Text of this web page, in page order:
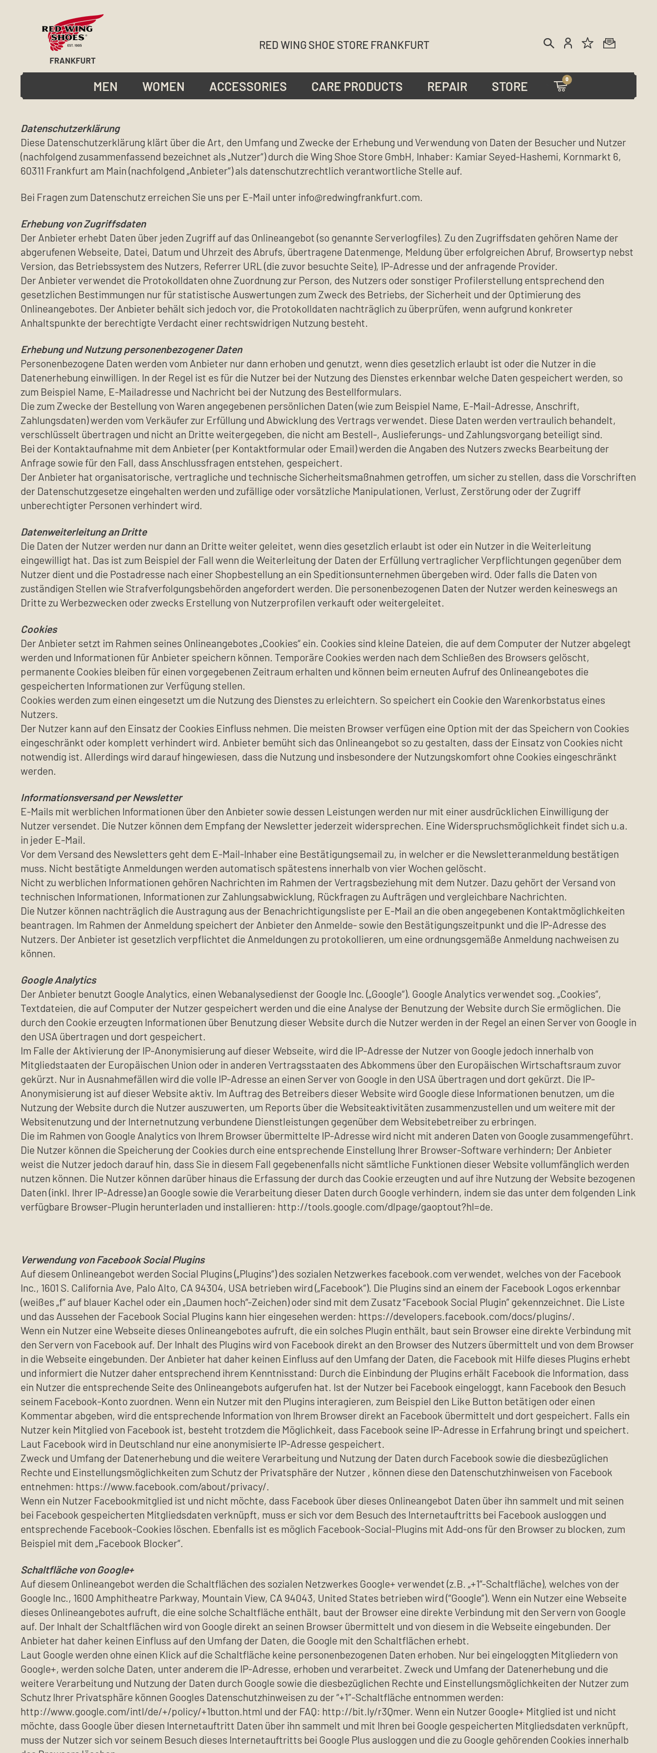
RED WING SHOE STORE FRANKFURT
MEN WOMEN ACCESSORIES CARE PRODUCTS REPAIR STORE 0
Datenschutzerklärung
Diese Datenschutzerklärung klärt über die Art, den Umfang und Zwecke der Erhebung und Verwendung von Daten der Besucher und Nutzer
(nachfolgend zusammenfassend bezeichnet als „Nutzer“) durch die Wing Shoe Store GmbH, Inhaber: Kamiar Seyed-Hashemi, Kornmarkt 6,
60311 Frankfurt am Main (nachfolgend „Anbieter“) als datenschutzrechtlich verantwortliche Stelle auf.
Bei Fragen zum Datenschutz erreichen Sie uns per E-Mail unter info@redwingfrankfurt.com.
Erhebung von Zugriffsdaten
Der Anbieter erhebt Daten über jeden Zugriff auf das Onlineangebot (so genannte Serverlogfiles). Zu den Zugriffsdaten gehören Name der
abgerufenen Webseite, Datei, Datum und Uhrzeit des Abrufs, übertragene Datenmenge, Meldung über erfolgreichen Abruf, Browsertyp nebst
Version, das Betriebssystem des Nutzers, Referrer URL (die zuvor besuchte Seite), IP-Adresse und der anfragende Provider.
Der Anbieter verwendet die Protokolldaten ohne Zuordnung zur Person, des Nutzers oder sonstiger Profilerstellung entsprechend den
gesetzlichen Bestimmungen nur für statistische Auswertungen zum Zweck des Betriebs, der Sicherheit und der Optimierung des
Onlineangebotes. Der Anbieter behält sich jedoch vor, die Protokolldaten nachträglich zu überprüfen, wenn aufgrund konkreter
Anhaltspunkte der berechtigte Verdacht einer rechtswidrigen Nutzung besteht.
Erhebung und Nutzung personenbezogener Daten
Personenbezogene Daten werden vom Anbieter nur dann erhoben und genutzt, wenn dies gesetzlich erlaubt ist oder die Nutzer in die
Datenerhebung einwilligen. In der Regel ist es für die Nutzer bei der Nutzung des Dienstes erkennbar welche Daten gespeichert werden, so
zum Beispiel Name, E-Mailadresse und Nachricht bei der Nutzung des Bestellformulars.
Die zum Zwecke der Bestellung von Waren angegebenen persönlichen Daten (wie zum Beispiel Name, E-Mail-Adresse, Anschrift,
Zahlungsdaten) werden vom Verkäufer zur Erfüllung und Abwicklung des Vertrags verwendet. Diese Daten werden vertraulich behandelt,
verschlüsselt übertragen und nicht an Dritte weitergegeben, die nicht am Bestell-, Auslieferungs- und Zahlungsvorgang beteiligt sind.
Bei der Kontaktaufnahme mit dem Anbieter (per Kontaktformular oder Email) werden die Angaben des Nutzers zwecks Bearbeitung der
Anfrage sowie für den Fall, dass Anschlussfragen entstehen, gespeichert.
Der Anbieter hat organisatorische, vertragliche und technische Sicherheitsmaßnahmen getroffen, um sicher zu stellen, dass die Vorschriften
der Datenschutzgesetze eingehalten werden und zufällige oder vorsätzliche Manipulationen, Verlust, Zerstörung oder der Zugriff
unberechtigter Personen verhindert wird.
Datenweiterleitung an Dritte
Die Daten der Nutzer werden nur dann an Dritte weiter geleitet, wenn dies gesetzlich erlaubt ist oder ein Nutzer in die Weiterleitung
eingewilligt hat. Das ist zum Beispiel der Fall wenn die Weiterleitung der Daten der Erfüllung vertraglicher Verpflichtungen gegenüber dem
Nutzer dient und die Postadresse nach einer Shopbestellung an ein Speditionsunternehmen übergeben wird. Oder falls die Daten von
zuständigen Stellen wie Strafverfolgungsbehörden angefordert werden. Die personenbezogenen Daten der Nutzer werden keineswegs an
Dritte zu Werbezwecken oder zwecks Erstellung von Nutzerprofilen verkauft oder weitergeleitet.
Cookies
Der Anbieter setzt im Rahmen seines Onlineangebotes „Cookies“ ein. Cookies sind kleine Dateien, die auf dem Computer der Nutzer abgelegt
werden und Informationen für Anbieter speichern können. Temporäre Cookies werden nach dem Schließen des Browsers gelöscht,
permanente Cookies bleiben für einen vorgegebenen Zeitraum erhalten und können beim erneuten Aufruf des Onlineangebotes die
gespeicherten Informationen zur Verfügung stellen.
Cookies werden zum einen eingesetzt um die Nutzung des Dienstes zu erleichtern. So speichert ein Cookie den Warenkorbstatus eines
Nutzers.
Der Nutzer kann auf den Einsatz der Cookies Einfluss nehmen. Die meisten Browser verfügen eine Option mit der das Speichern von Cookies
eingeschränkt oder komplett verhindert wird. Anbieter bemüht sich das Onlineangebot so zu gestalten, dass der Einsatz von Cookies nicht
notwendig ist. Allerdings wird darauf hingewiesen, dass die Nutzung und insbesondere der Nutzungskomfort ohne Cookies eingeschränkt
werden.
Informationsversand per Newsletter
E-Mails mit werblichen Informationen über den Anbieter sowie dessen Leistungen werden nur mit einer ausdrücklichen Einwilligung der
Nutzer versendet. Die Nutzer können dem Empfang der Newsletter jederzeit widersprechen. Eine Widerspruchsmöglichkeit findet sich u.a.
in jeder E-Mail.
Vor dem Versand des Newsletters geht dem E-Mail-Inhaber eine Bestätigungsemail zu, in welcher er die Newsletteranmeldung bestätigen
muss. Nicht bestätigte Anmeldungen werden automatisch spätestens innerhalb von vier Wochen gelöscht.
Nicht zu werblichen Informationen gehören Nachrichten im Rahmen der Vertragsbeziehung mit dem Nutzer. Dazu gehört der Versand von
technischen Informationen, Informationen zur Zahlungsabwicklung, Rückfragen zu Aufträgen und vergleichbare Nachrichten.
Die Nutzer können nachträglich die Austragung aus der Benachrichtigungsliste per E-Mail an die oben angegebenen Kontaktmöglichkeiten
beantragen. Im Rahmen der Anmeldung speichert der Anbieter den Anmelde- sowie den Bestätigungszeitpunkt und die IP-Adresse des
Nutzers. Der Anbieter ist gesetzlich verpflichtet die Anmeldungen zu protokollieren, um eine ordnungsgemäße Anmeldung nachweisen zu
können.
Google Analytics
Der Anbieter benutzt Google Analytics, einen Webanalysedienst der Google Inc. („Google“). Google Analytics verwendet sog. „Cookies“,
Textdateien, die auf Computer der Nutzer gespeichert werden und die eine Analyse der Benutzung der Website durch Sie ermöglichen. Die
durch den Cookie erzeugten Informationen über Benutzung dieser Website durch die Nutzer werden in der Regel an einen Server von Google in
den USA übertragen und dort gespeichert.
Im Falle der Aktivierung der IP-Anonymisierung auf dieser Webseite, wird die IP-Adresse der Nutzer von Google jedoch innerhalb von
Mitgliedstaaten der Europäischen Union oder in anderen Vertragsstaaten des Abkommens über den Europäischen Wirtschaftsraum zuvor
gekürzt. Nur in Ausnahmefällen wird die volle IP-Adresse an einen Server von Google in den USA übertragen und dort gekürzt. Die IP-
Anonymisierung ist auf dieser Website aktiv. Im Auftrag des Betreibers dieser Website wird Google diese Informationen benutzen, um die
Nutzung der Website durch die Nutzer auszuwerten, um Reports über die Websiteaktivitäten zusammenzustellen und um weitere mit der
Websitenutzung und der Internetnutzung verbundene Dienstleistungen gegenüber dem Websitebetreiber zu erbringen.
Die im Rahmen von Google Analytics von Ihrem Browser übermittelte IP-Adresse wird nicht mit anderen Daten von Google zusammengeführt.
Die Nutzer können die Speicherung der Cookies durch eine entsprechende Einstellung Ihrer Browser-Software verhindern; Der Anbieter
weist die Nutzer jedoch darauf hin, dass Sie in diesem Fall gegebenenfalls nicht sämtliche Funktionen dieser Website vollumfänglich werden
nutzen können. Die Nutzer können darüber hinaus die Erfassung der durch das Cookie erzeugten und auf ihre Nutzung der Website bezogenen
Daten (inkl. Ihrer IP-Adresse) an Google sowie die Verarbeitung dieser Daten durch Google verhindern, indem sie das unter dem folgenden Link
verfügbare Browser-Plugin herunterladen und installieren: http://tools.google.com/dlpage/gaoptout?hl=de.
Verwendung von Facebook Social Plugins
Auf diesem Onlineangebot werden Social Plugins („Plugins“) des sozialen Netzwerkes facebook.com verwendet, welches von der Facebook
Inc., 1601 S. California Ave, Palo Alto, CA 94304, USA betrieben wird („Facebook“). Die Plugins sind an einem der Facebook Logos erkennbar
(weißes „f“ auf blauer Kachel oder ein „Daumen hoch“-Zeichen) oder sind mit dem Zusatz “Facebook Social Plugin” gekennzeichnet. Die Liste
und das Aussehen der Facebook Social Plugins kann hier eingesehen werden: https://developers.facebook.com/docs/plugins/.
Wenn ein Nutzer eine Webseite dieses Onlineangebotes aufruft, die ein solches Plugin enthält, baut sein Browser eine direkte Verbindung mit
den Servern von Facebook auf. Der Inhalt des Plugins wird von Facebook direkt an den Browser des Nutzers übermittelt und von dem Browser
in die Webseite eingebunden. Der Anbieter hat daher keinen Einfluss auf den Umfang der Daten, die Facebook mit Hilfe dieses Plugins erhebt
und informiert die Nutzer daher entsprechend ihrem Kenntnisstand: Durch die Einbindung der Plugins erhält Facebook die Information, dass
ein Nutzer die entsprechende Seite des Onlineangebots aufgerufen hat. Ist der Nutzer bei Facebook eingeloggt, kann Facebook den Besuch
seinem Facebook-Konto zuordnen. Wenn ein Nutzer mit den Plugins interagieren, zum Beispiel den Like Button betätigen oder einen
Kommentar abgeben, wird die entsprechende Information von Ihrem Browser direkt an Facebook übermittelt und dort gespeichert. Falls ein
Nutzer kein Mitglied von Facebook ist, besteht trotzdem die Möglichkeit, dass Facebook seine IP-Adresse in Erfahrung bringt und speichert.
Laut Facebook wird in Deutschland nur eine anonymisierte IP-Adresse gespeichert.
Zweck und Umfang der Datenerhebung und die weitere Verarbeitung und Nutzung der Daten durch Facebook sowie die diesbezüglichen
Rechte und Einstellungsmöglichkeiten zum Schutz der Privatsphäre der Nutzer , können diese den Datenschutzhinweisen von Facebook
entnehmen: https://www.facebook.com/about/privacy/.
Wenn ein Nutzer Facebookmitglied ist und nicht möchte, dass Facebook über dieses Onlineangebot Daten über ihn sammelt und mit seinen
bei Facebook gespeicherten Mitgliedsdaten verknüpft, muss er sich vor dem Besuch des Internetauftritts bei Facebook ausloggen und
entsprechende Facebook-Cookies löschen. Ebenfalls ist es möglich Facebook-Social-Plugins mit Add-ons für den Browser zu blocken, zum
Beispiel mit dem „Facebook Blocker“.
Schaltfläche von Google+
Auf diesem Onlineangebot werden die Schaltflächen des sozialen Netzwerkes Google+ verwendet (z.B. „+1“-Schaltfläche), welches von der
Google Inc., 1600 Amphitheatre Parkway, Mountain View, CA 94043, United States betrieben wird (“Google”). Wenn ein Nutzer eine Webseite
dieses Onlineangebotes aufruft, die eine solche Schaltfläche enthält, baut der Browser eine direkte Verbindung mit den Servern von Google
auf. Der Inhalt der Schaltflächen wird von Google direkt an seinen Browser übermittelt und von diesem in die Webseite eingebunden. Der
Anbieter hat daher keinen Einfluss auf den Umfang der Daten, die Google mit den Schaltflächen erhebt.
Laut Google werden ohne einen Klick auf die Schaltfläche keine personenbezogenen Daten erhoben. Nur bei eingeloggten Mitgliedern von
Google+, werden solche Daten, unter anderem die IP-Adresse, erhoben und verarbeitet. Zweck und Umfang der Datenerhebung und die
weitere Verarbeitung und Nutzung der Daten durch Google sowie die diesbezüglichen Rechte und Einstellungsmöglichkeiten der Nutzer zum
Schutz Ihrer Privatsphäre können Googles Datenschutzhinweisen zu der “+1″-Schaltfläche entnommen werden:
http://www.google.com/intl/de/+/policy/+1button.html und der FAQ: http://bit.ly/r3Qmer. Wenn ein Nutzer Google+ Mitglied ist und nicht
möchte, dass Google über diesen Internetauftritt Daten über ihn sammelt und mit Ihren bei Google gespeicherten Mitgliedsdaten verknüpft,
muss der Nutzer sich vor seinem Besuch dieses Internetauftritts bei Google Plus ausloggen und die zu Google gehörenden Cookies innerhalb